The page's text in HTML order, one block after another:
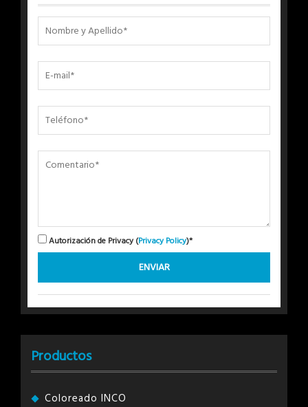
Autorización de Privacy (Privacy Policy)*
Productos
Coloreado INCO